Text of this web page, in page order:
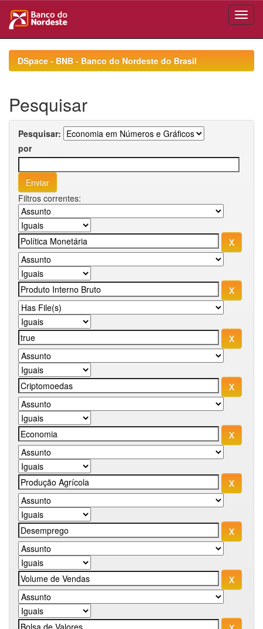
navigationDSpace - BNB - Banco do Nordeste do Brasil
Pesquisar
Pesquisar:
por
Filtros correntes: